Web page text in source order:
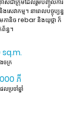
េវាកម្ម។ នាពេលបច្ចុប្បន្ន
កានិច rebar និងយុថ្កា ក៏
ន្ធ។
ចក្រ
ភី
លប្រចាំឆ្នាំ